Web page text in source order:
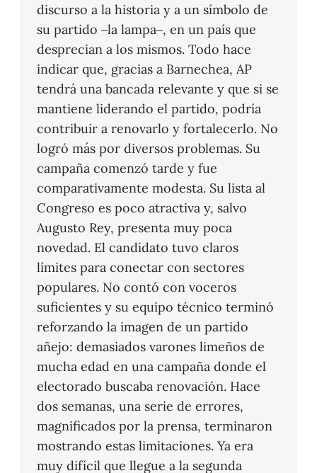
discurso a la historia y a un símbolo de
su partido –la lampa–, en un país que
desprecian a los mismos. Todo hace
indicar que, gracias a Barnechea, AP
tendrá una bancada relevante y que si se
mantiene liderando el partido, podría
contribuir a renovarlo y fortalecerlo. No
logró más por diversos problemas. Su
campaña comenzó tarde y fue
comparativamente modesta. Su lista al
Congreso es poco atractiva y, salvo
Augusto Rey, presenta muy poca
novedad. El candidato tuvo claros
límites para conectar con sectores
populares. No contó con voceros
suficientes y su equipo técnico terminó
reforzando la imagen de un partido
añejo: demasiados varones limeños de
mucha edad en una campaña donde el
electorado buscaba renovación. Hace
dos semanas, una serie de errores,
magnificados por la prensa, terminaron
mostrando estas limitaciones. Ya era
muy difícil que llegue a la segunda